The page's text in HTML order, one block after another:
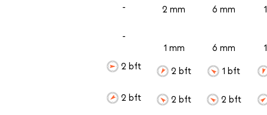
-
-
2 bft
2 bft
2 mm
1 mm
2 bft
2 bft
6 mm
6 mm
1 bft
2 bft